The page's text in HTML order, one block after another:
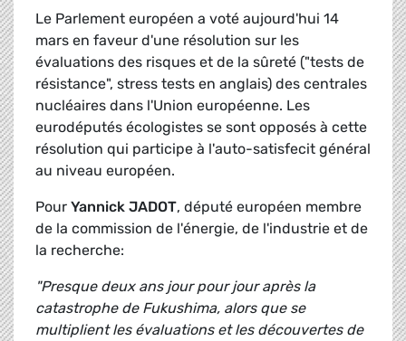
Le Parlement européen a voté aujourd'hui 14
mars en faveur d'une résolution sur les
évaluations des risques et de la sûreté ("tests de
résistance", stress tests en anglais) des centrales
nucléaires dans l'Union européenne. Les
eurodéputés écologistes se sont opposés à cette
résolution qui participe à l'auto-satisfecit général
au niveau européen.
Pour Yannick JADOT, député européen membre
de la commission de l'énergie, de l'industrie et de
la recherche:
"Presque deux ans jour pour jour après la
catastrophe de Fukushima, alors que se
multiplient les évaluations et les découvertes de